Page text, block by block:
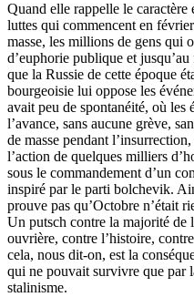
Quand elle rappelle le
luttes qui commencent en
masse, les millions de gens qui
d’euphorie publique et
que la Russie de cette époque
bourgeoisie lui oppose les
avait peu de spontanéité, où les
l’avance, sans aucune grève,
de masse pendant
l’action de quelques milliers
sous le commandement d’un
inspiré par le parti bolchevik.
prouve pas qu’Octobre n’était
Un putsch contre la majorité de
ouvrière, contre l’histoire,
cela, nous dit-on, est la
qui ne pouvait survivre que par
stalinisme.